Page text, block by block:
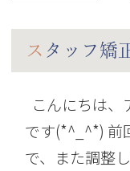
スタッフ
こんにちは
です(*^_^*) 前
で、また調整